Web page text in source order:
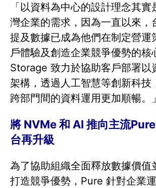
「以資料為中心的設計理念其實
灣企業的需求，因為一直以來，
提及數據已成為他們在制定營運
戶體驗及創造企業競爭優勢的核
Storage 致力於協助客戶部署以
架構，透過人工智慧等創新科技
跨部門間的資料運用更加順暢。」
將 NVMe 和 AI 推向主流
台再升級
為了協助組織全面釋放數據價值
打造競爭優勢，Pure 針對企業